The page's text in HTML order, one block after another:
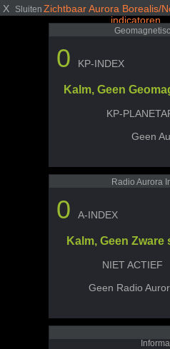
X Sluiten Zichtbaar Aurora Borealis/
indicatoren
0 KP-INDEX
Kalm, Geen
KP-
Geen
Radio Aurora
0 A-INDEX
Kalm, Geen Zware
NIET ACTIEF
Geen Radio